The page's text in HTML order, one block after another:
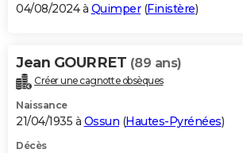
04/08/2024 à Quimper(Finistère)
Jean GOURRET (89 ans)
Créer une cagnotte obsèques
Naissance
21/04/1935 à Ossun (Hautes-Pyrénées)
Décès